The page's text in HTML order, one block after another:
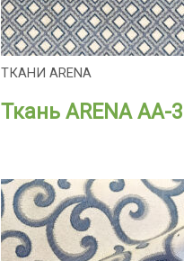
ТКАНИ ARENA
Ткань ARENA АА-